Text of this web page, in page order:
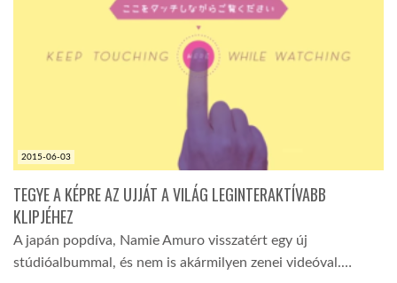
AUSZTRÁLIA
2015-06-03
TEGYE A KÉPRE AZ UJJÁT A VILÁG LEGINTERAKTÍVABB
KLIPJÉHEZ
A japán popdíva, Namie Amuro visszatért egy új
stúdióalbummal, és nem is akármilyen zenei videóval.…